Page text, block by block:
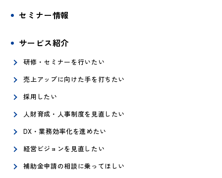
セミナー情報
サービス紹介
研修・セミナーを行いたい
売上アップに向けた手を打ちたい
採用したい
人財育成・人事制度を見直したい
DX・業務効率化を進めたい
経営ビジョンを見直したい
補助金申請の相談に乗ってほしい